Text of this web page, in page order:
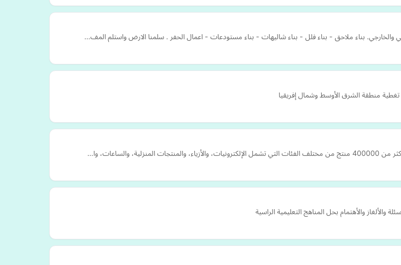
والخارجي. بناء ملاحق - بناء فلل - بناء شاليهات - بناء مستودعات - اعمال الحفر . سلمنا الارض واستلم المف…
منطقة الشرق الأوسط وشمال إفريقيا
والساعات، وا…
والأهتمام بحل المناهج التعليمية الراسية